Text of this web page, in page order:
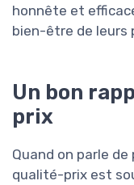
honnête et
bien-être de leurs
Un bon
prix
Quand on parle
qualité-prix est